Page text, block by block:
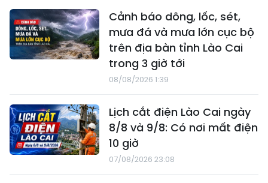
Cảnh báo dông, lốc, sét,
mưa đá và mưa lớn cục bộ
trên địa bàn tỉnh Lào Cai
trong 3 giờ tới
08/08/2026 1:39
Lịch cắt điện Lào Cai ngày
8/8 và 9/8: Có nơi mất điện
10 giờ
07/08/2026 23:08